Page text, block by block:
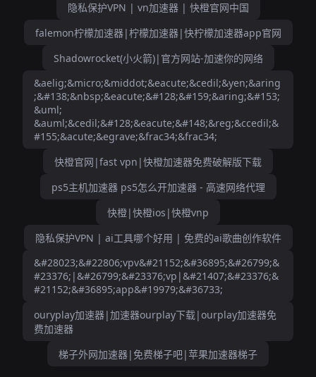
隐私保护VPN | vn加速器 | 快橙官网中国
falemon柠檬加速器|柠檬加速器|快柠檬加速器app官网
Shadowrocket(小火箭)|官方网站-加速你的网络
&aelig;&micro;&middot;&eacute;&cedil;&yen;&aring
;&#138;&nbsp;&eacute;&#128;&#159;&aring;&#153;
&uml;
&auml;&cedil;&#128;&eacute;&#148;&reg;&ccedil;&
#155;&acute;&egrave;&frac34;&frac34;
快橙官网|fast vpn|快橙加速器免费破解版下载
ps5主机加速器 ps5怎么开加速器 - 高速网络代理
快橙|快橙ios|快橙vnp
隐私保护VPN | ai工具哪个好用 | 免费的ai歌曲创作软件
&#28023;&#22806;vpv&#21152;&#36895;&#26799;&
#23376;|&#26799;&#23376;vp|&#21407;&#23376;&
#21152;&#36895;app&#19979;&#36733;
ouryplay加速器|加速器ourplay下载|ourplay加速器免
费加速器
梯子外网加速器|免费梯子吧|苹果加速器梯子